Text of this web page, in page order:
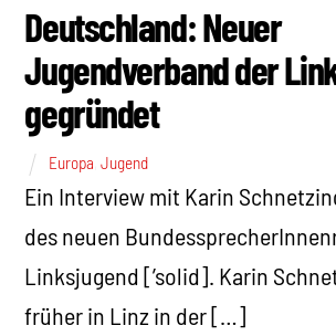
Deutschland: Neuer
Jugendverband der
gegründet
Europa ,Jugend
Ein Interview mit Karin
des neuen
Linksjugend [’solid]. Karin
früher in Linz in der […]